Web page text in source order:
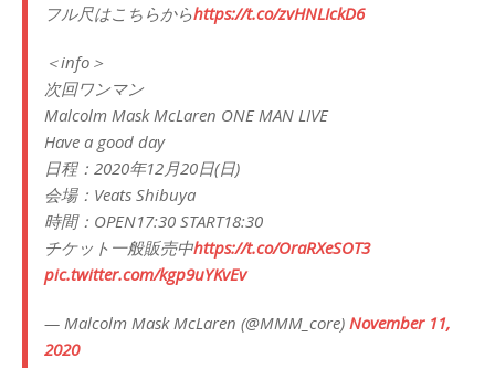
フル尺はこちらからhttps://t.co/zvHNLIckD6
＜info＞
次回ワンマン
Malcolm Mask McLaren ONE MAN LIVE
Have a good day
日程：2020年12月20日(日)
会場：Veats Shibuya
時間：OPEN17:30 START18:30
チケット一般販売中https://t.co/OraRXeSOT3
pic.twitter.com/kgp9uYKvEv
— Malcolm Mask McLaren (@MMM_core) November 11,
2020